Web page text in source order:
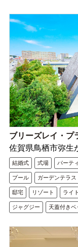
ブリーズレイ・プ
佐賀県鳥栖市弥生
結婚式 式場 パーテ
プール ガーデンテラス
邸宅 リゾート ライ
ジャグジー 天蓋付きベ